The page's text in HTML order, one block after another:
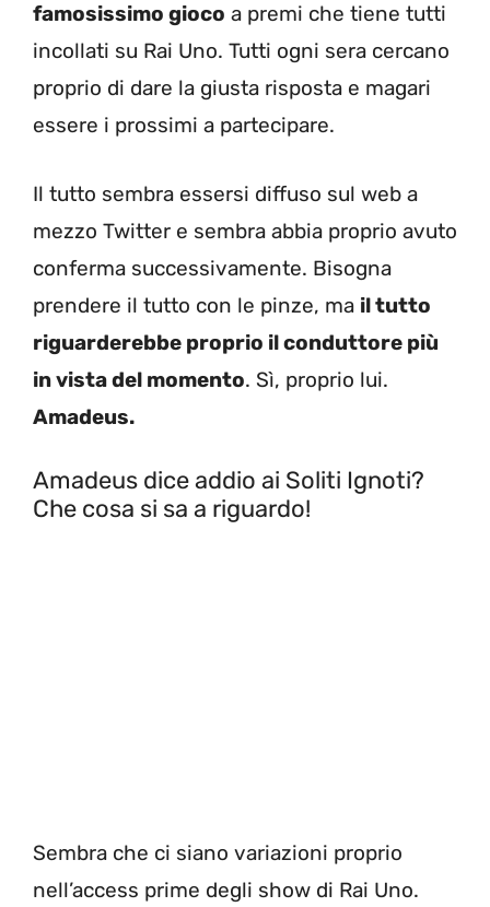
famosissimo gioco a premi che tiene tutti
incollati su Rai Uno. Tutti ogni sera cercano
proprio di dare la giusta risposta e magari
essere i prossimi a partecipare.
Il tutto sembra essersi diffuso sul web a
mezzo Twitter e sembra abbia proprio avuto
conferma successivamente. Bisogna
prendere il tutto con le pinze, ma il tutto
riguarderebbe proprio il conduttore più
in vista del momento. Sì, proprio lui.
Amadeus.
Amadeus dice addio ai Soliti Ignoti?
Che cosa si sa a riguardo!
Sembra che ci siano variazioni proprio
nell’access prime degli show di Rai Uno.